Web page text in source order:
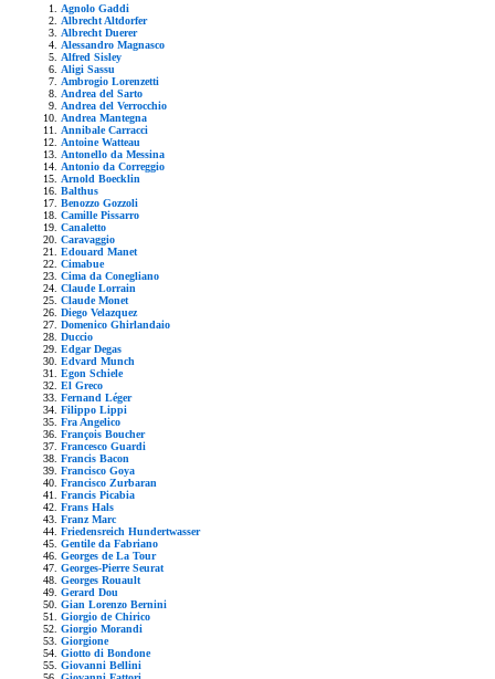
Agnolo Gaddi
Albrecht Altdorfer
Albrecht Duerer
Alessandro Magnasco
Alfred Sisley
Aligi Sassu
Ambrogio Lorenzetti
Andrea del Sarto
Andrea del Verrocchio
Andrea Mantegna
Annibale Carracci
Antoine Watteau
Antonello da Messina
Antonio da Correggio
Arnold Boecklin
Balthus
Benozzo Gozzoli
Camille Pissarro
Canaletto
Caravaggio
Edouard Manet
Cimabue
Cima da Conegliano
Claude Lorrain
Claude Monet
Diego Velazquez
Domenico Ghirlandaio
Duccio
Edgar Degas
Edvard Munch
Egon Schiele
El Greco
Fernand Léger
Filippo Lippi
Fra Angelico
François Boucher
Francesco Guardi
Francis Bacon
Francisco Goya
Francisco Zurbaran
Francis Picabia
Frans Hals
Franz Marc
Friedensreich Hundertwasser
Gentile da Fabriano
Georges de La Tour
Georges-Pierre Seurat
Georges Rouault
Gerard Dou
Gian Lorenzo Bernini
Giorgio de Chirico
Giorgio Morandi
Giorgione
Giotto di Bondone
Giovanni Bellini